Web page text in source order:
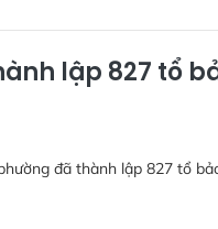
lập 827 tổ
đã thành lập 827 tổ